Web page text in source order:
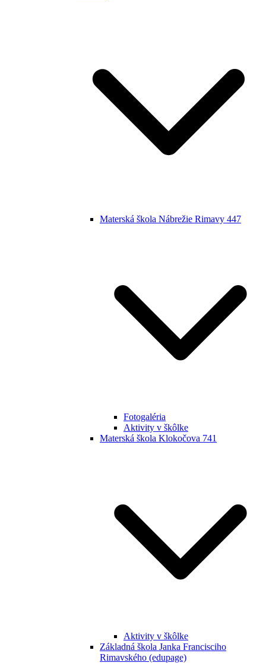
Materská škola Nábrežie Rimavy 447
Fotogaléria
Aktivity v škôlke
Materská škola Klokočova 741
Aktivity v škôlke
Základná škola Janka Francisciho
Rimavského (edupage)